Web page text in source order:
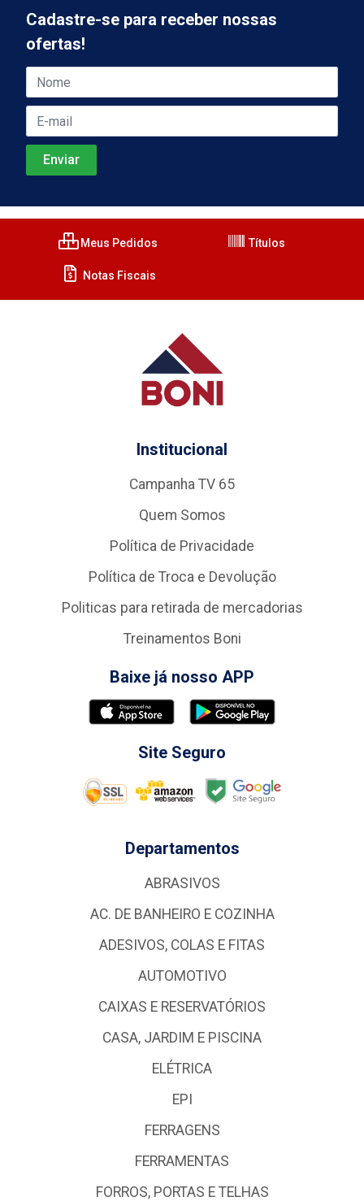
Cadastre-se para receber nossas
ofertas!
Meus Pedidos Títulos
Notas Fiscais
Institucional
Campanha TV 65
Quem Somos
Política de Privacidade
Política de Troca e Devolução
Politicas para retirada de mercadorias
Treinamentos Boni
Baixe já nosso APP
Site Seguro
Departamentos
ABRASIVOS
AC. DE BANHEIRO E COZINHA
ADESIVOS, COLAS E FITAS
AUTOMOTIVO
CAIXAS E RESERVATÓRIOS
CASA, JARDIM E PISCINA
ELÉTRICA
EPI
FERRAGENS
FERRAMENTAS
FORROS, PORTAS E TELHAS